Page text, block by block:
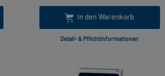
In den Warenkorb
Detail- & Pflichtinformationen